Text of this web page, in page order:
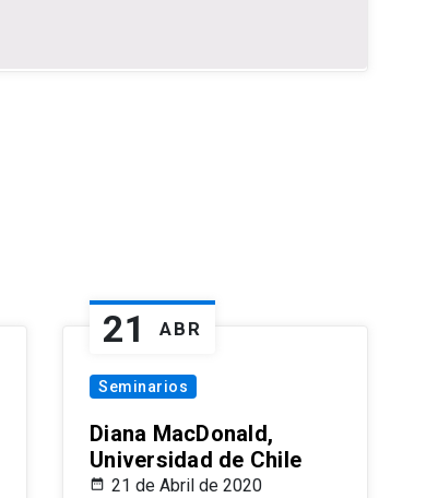
21 ABR
Seminarios
Diana MacDonald,
Universidad de Chile
21 de Abril de 2020